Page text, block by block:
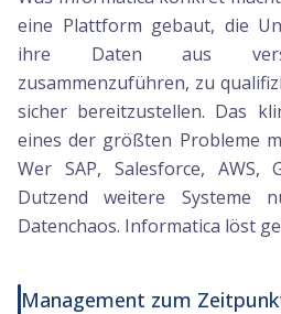
eine Plattform gebaut, die
ihre Daten aus
zusammenzuführen, zu
sicher bereitzustellen. Das
eines der größten Probleme
Wer SAP, Salesforce,
Dutzend weitere Systeme
Datenchaos. Informatica löst
Management zum